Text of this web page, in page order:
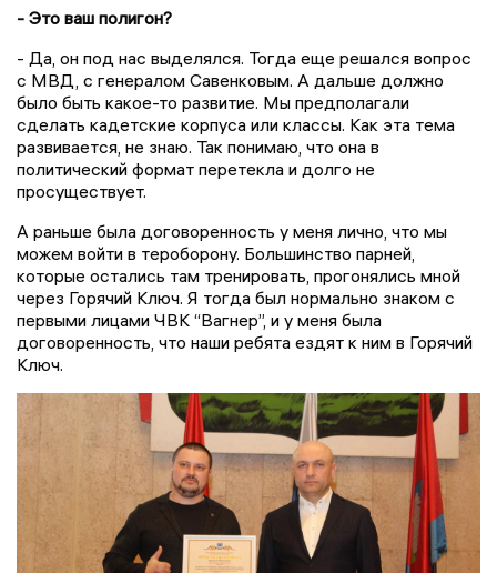
- Это ваш полигон?
- Да, он под нас выделялся. Тогда еще решался вопрос
с МВД, с генералом Савенковым. А дальше должно
было быть какое-то развитие. Мы предполагали
сделать кадетские корпуса или классы. Как эта тема
развивается, не знаю. Так понимаю, что она в
политический формат перетекла и долго не
просуществует.
А раньше была договоренность у меня лично, что мы
можем войти в тероборону. Большинство парней,
которые остались там тренировать, прогонялись мной
через Горячий Ключ. Я тогда был нормально знаком с
первыми лицами ЧВК “Вагнер”, и у меня была
договоренность, что наши ребята ездят к ним в Горячий
Ключ.